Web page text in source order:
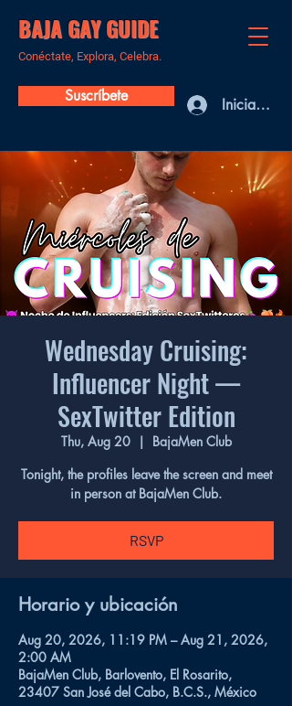
BAJA GAY GUIDE
Conéctate, Explora, Celebra.
Suscríbete Iniciar sesión
Wednesday Cruising:
Influencer Night —
SexTwitter Edition
Thu, Aug 20
  |
BajaMen Club
Tonight, the profiles leave the screen and meet
in person at BajaMen Club.
RSVP
Horario y ubicación
Aug 20, 2026, 11:19 PM – Aug 21, 2026,
2:00 AM
BajaMen Club, Barlovento, El Rosarito,
23407 San José del Cabo, B.C.S., México